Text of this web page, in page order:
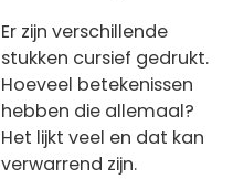
Er zijn verschillende
stukken cursief gedrukt.
Hoeveel betekenissen
hebben die allemaal?
Het lijkt veel en dat kan
verwarrend zijn.